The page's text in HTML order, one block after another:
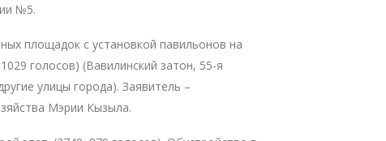
№5.
площадок с установкой павильонов на
голосов) (Вавилинский затон, 55-я
улицы города). Заявитель –
Мэрии Кызыла.